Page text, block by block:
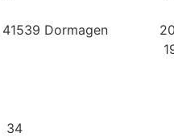
Dormagen
34